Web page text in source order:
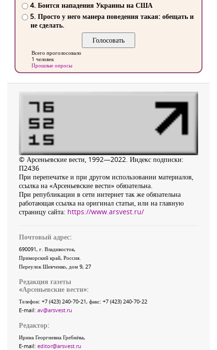
4. Боится нападения Украины на США
5. Просто у него манера поведения такая: обещать и
не сделать.
Всего проголосовало
1 человек
Прошлые опросы
© Арсеньевские вести, 1992—2022. Индекс подписки:
П2436
При перепечатке и при другом использовании материалов,
ссылка на «Арсеньевские вести» обязательна.
При републикации в сети интернет так же обязательна
работающая ссылка на оригинал статьи, или на главную
страницу сайта: https://www.arsvest.ru/
Почтовый адрес:
690091, г. Владивосток,
Приморский край, Россия
Переулок Шевченко, дом 9, 27
Редакция газеты
«Арсеньевские вести»:
Телефон: +7 (423) 240-70-21, факс: +7 (423) 240-70-22
E-mail: av@arsvest.ru
Редактор:
Ирина Георгиевна Гребнёва,
E-mail: editor@arsvest.ru